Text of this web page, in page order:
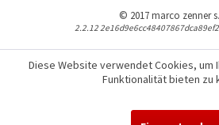
© 2017 marco zenner
2.2.12
+352 441544-1
Diese Website verwendet Cookies, um
Funktionalität bieten zu